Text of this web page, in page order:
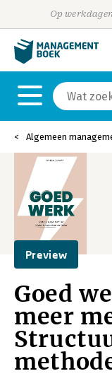
Op
Algemeen
Preview
Goed
meer